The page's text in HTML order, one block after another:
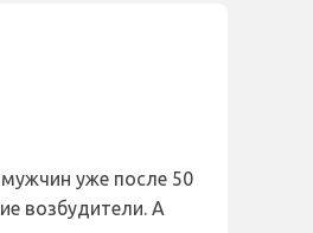
уже после 50
возбудители. А